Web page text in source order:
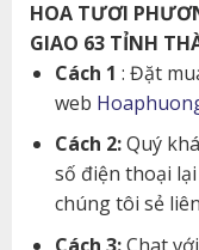
HOA TƯƠI
GIAO 63 TỈNH
Cách 1 : Đặt
web
Cách 2:Quý
số điện thoại
chúng tôi sẻ